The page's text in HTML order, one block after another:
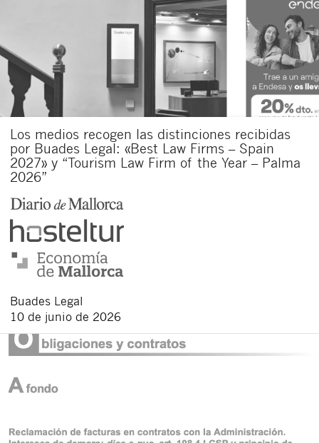
Los medios recogen las distinciones recibidas
por Buades Legal: «Best Law Firms – Spain
2027» y “Tourism Law Firm of the Year – Palma
2026”
Buades Legal
10 de junio de 2026